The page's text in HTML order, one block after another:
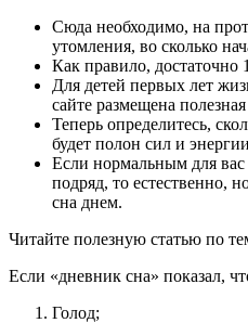
Сюда необходимо, на
утомления, во сколько
Как правило, достаточно
Для детей первых лет
сайте размещена
Теперь определитесь,
будет полон сил и
Если нормальным для вас
подряд, то естественно,
сна днем.
Читайте полезную статью по
Если «дневник сна» показал,
Голод;